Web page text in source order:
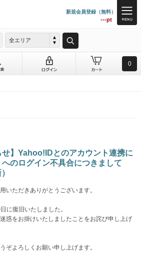
新規会員登録（無料）
---pt
全エリア
0
せ】Yahoo!IDとのアカウント連携に
のログイン不具合につきまして
いただきありがとうございます。
に復旧いたしました。
惑をお掛けいたしましたことをお詫び申し上げ
ぞよろしくお願い申し上げます。